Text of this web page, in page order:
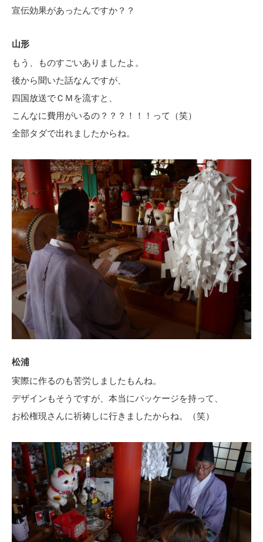
宣伝効果があったんですか？？
山形
もう、ものすごいありましたよ。
後から聞いた話なんですが、
四国放送でＣＭを流すと、
こんなに費用がいるの？？？！！！って（笑）
全部タダで出れましたからね。
松浦
実際に作るのも苦労しましたもんね。
デザインもそうですが、本当にパッケージを持って、
お松権現さんに祈祷しに行きましたからね。（笑）